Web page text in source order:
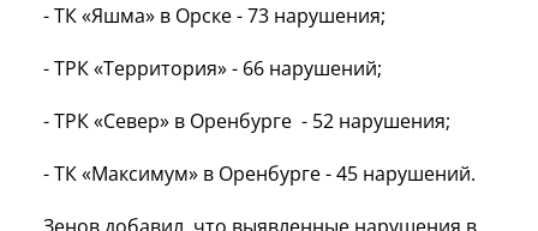
- ТК «Яшма» в Орске - 73 нарушения;
- ТРК «Территория» - 66 нарушений;
- ТРК «Север» в Оренбурге - 52 нарушения;
- ТК «Максимум» в Оренбурге - 45 нарушений.